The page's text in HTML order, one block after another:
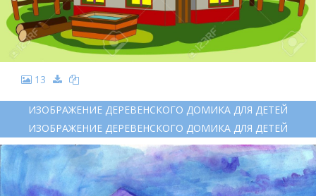
13
ИЗОБРАЖЕНИЕ ДЕРЕВЕНСКОГО ДОМИКА ДЛЯ ДЕТЕЙ
ИЗОБРАЖЕНИЕ ДЕРЕВЕНСКОГО ДОМИКА ДЛЯ ДЕТЕЙ